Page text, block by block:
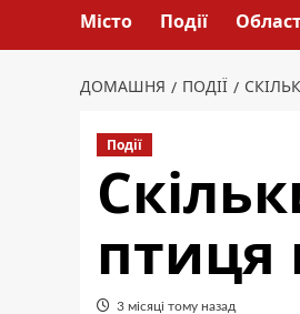
Місто Події
ДОМАШНЯ ПОДІЇ
Події
птиця
3 місяці тому назад